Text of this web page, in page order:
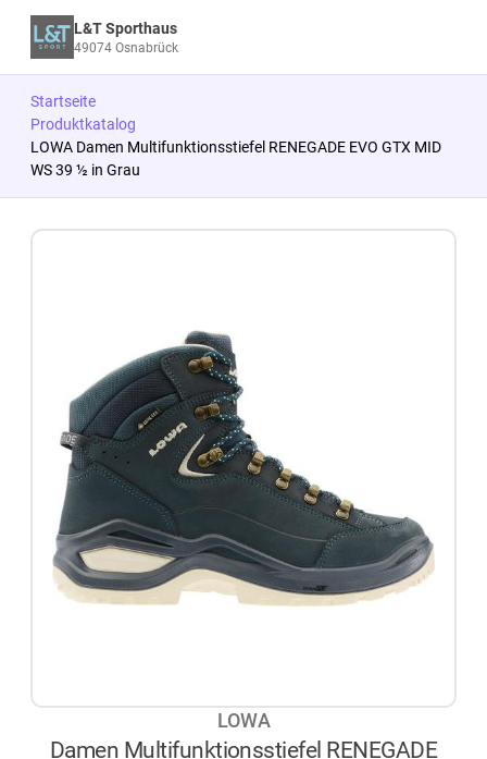
L&T Sporthaus
49074 Osnabrück
Startseite
Produktkatalog
LOWA Damen Multifunktionsstiefel RENEGADE EVO GTX MID
WS 39 ½ in Grau
LOWA
Damen Multifunktionsstiefel RENEGADE